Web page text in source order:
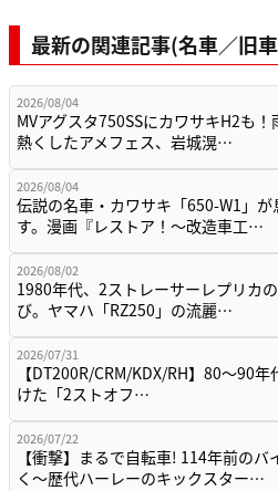
最新の関連記事(名車／旧
2026/08/04
MVアグスタ750SSにカワサキH2も！
熱くしたアメフェス、岩城滉…
2026/08/04
伝説の名車・カワサキ「650-W1」が
す。漫画『レストア！～改造車工…
2026/08/02
1980年代、2ストレーサーレプリカ
び。ヤマハ「RZ250」の流麗…
2026/07/31
【DT200R/CRM/KDX/RH】80〜90
けた「2ストオフ…
2026/07/22
【衝撃】まるで自転車! 114年前のバ
く〜歴代ハーレーのキックスター…